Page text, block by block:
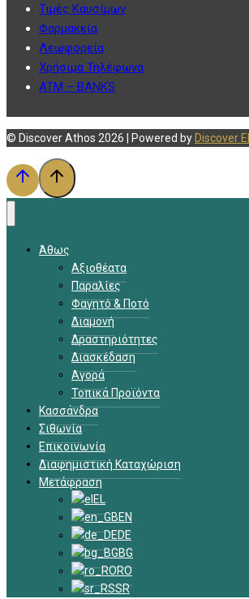
Τιμές Καυσίμων
Φαρμακεία
Λεωφορεία
Χρήσιμα Τηλέφωνα
ATM – BANKS
© Discover Athos 2026 | Powered by Discover
Άθως
Αξιοθέατα
Παραλίες
Φαγητό & Ποτό
Διαμονή
Δραστηριότητες
Διασκέδαση
Αγορά
Τοπικά Προϊόντα
Κασσάνδρα
Σιθωνία
Επικοινωνία
Διαφημιστική Καταχώριση
Μετάφραση
EL
EN
DE
BG
RO
SR